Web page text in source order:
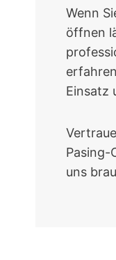
Wenn
öffnen
Einsatz
Pasing-
uns